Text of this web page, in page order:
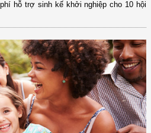
hỗ trợ sinh kế khởi nghiệp cho 10 hội